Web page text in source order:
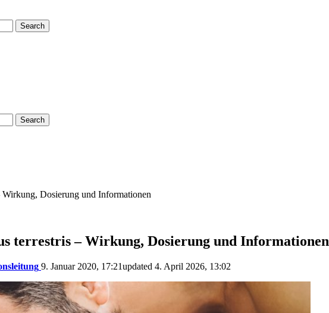
Search
Search
Dosierung und Informationen
terrestris – Wirkung, Dosierung und Informationen
9. Januar 2020, 17:21updated 4. April 2026, 13:02